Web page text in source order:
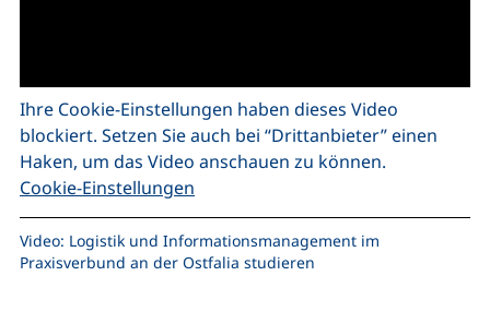
Ihre Cookie-Einstellungen haben dieses Video
blockiert. Setzen Sie auch bei “Drittanbieter” einen
Haken, um das Video anschauen zu können.
Cookie-Einstellungen
Video: Logistik und Informationsmanagement im
Praxisverbund an der Ostfalia studieren